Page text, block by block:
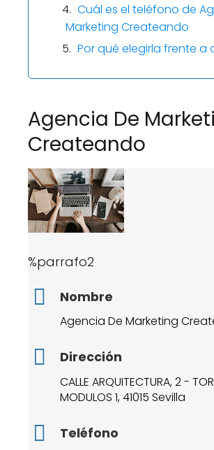
Cuál es el teléfono de
Marketing Createando
Por qué elegirla frente a
Agencia De
Createando
%parrafo2
Nombre
Agencia De Marketing
Dirección
CALLE ARQUITECTURA, 2 -
MODULOS 1, 41015 Sevilla
Teléfono